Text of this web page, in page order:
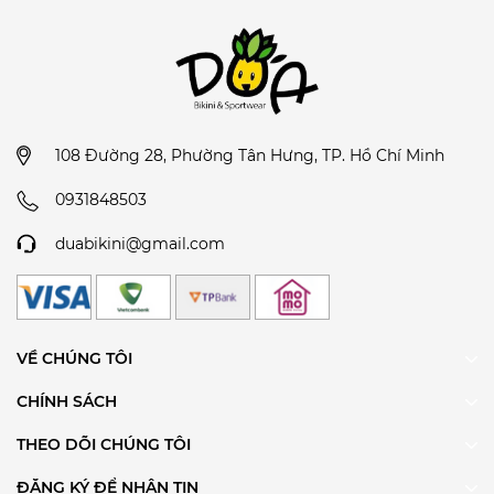
Ngâm trong vòng ba mươi phút và giũ sạch
với nước lạnh.
Vắt khô bằng cách nhẹ nhàng cuốn đồ bikini
của bạn vào một chiếc khăn tắm sạch, ấn nhẹ để
tay theo cách thông thường chính là một trong
nhanh giãn và hỏng.
áo tự khô.
Cách chọn size đồ bơi:
cho mình hoặc Inbox để được DỨA BIKINI &
108 Đường 28, Phường Tân Hưng, TP. Hồ Chí Minh
0931848503
duabikini@gmail.com
VỀ CHÚNG TÔI
CHÍNH SÁCH
THEO DÕI CHÚNG TÔI
ĐĂNG KÝ ĐỂ NHẬN TIN